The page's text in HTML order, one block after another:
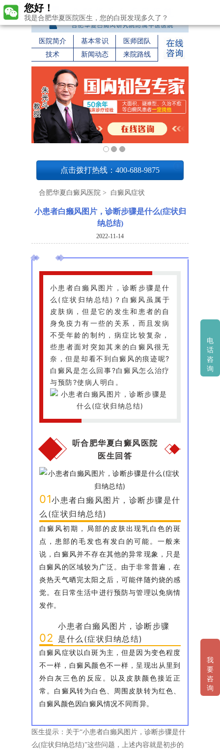
医院简介 基本常识
医师团队
技术
新闻动态 来院路线
点击拨打热线：400-688-9875
合肥华夏白癜风医院 > 白癜风症状
小患者白癞风图片，诊断步骤是什么(症状归
纳总结)
2022-11-14
小患者白癞风图片，诊断步骤是什
么(症状归纳总结)？白癜风虽属于
皮肤病，但是它的发生和患者的自
身免疫力有一些的关系，而且发病
不受年龄的制约，病症比较复杂，
些患者面对突如其来的白癜风很无
奈，但是却看不到白癜风的痕迹呢?
白癜风是怎么回事?白癜风怎么治疗
与预防?使病人明白。
听合肥华夏白癜风医院
医生回答
01小患者白癞风图片，诊断步骤是什
么(症状归纳总结)
白癜风初期，局部的皮肤出现乳白色的斑
点，患部的毛发也有发白的可能。一般来
说，白癜风并不存在其他的异常现象，只是
白癜风的区域较为广泛。由于非常普遍，在
炎热天气晒完太阳之后，可能伴随灼烧的感
觉。在日常生活中进行预防与管理以免病情
发作。
02
小患者白癞风图片，诊断步骤
是什么(症状归纳总结)
白癜风症状以白斑为主，但是因为变色程度
不一样，白癜风颜色不一样，呈现出从里到
外白灰三色的反应。以及皮肤颜色接近正
常。白癜风转为白色、周围皮肤转为红色、
白癜风颜色因白癜风情况不同而异。
医生提示：关于“小患者白癞风图片，诊断步骤是什
么(症状归纳总结)”这些问题，上述内容就是初步的
您好！
我是合肥华夏医院医生，您的白斑发现多久了？
我
要
咨
询
电
话
咨
询